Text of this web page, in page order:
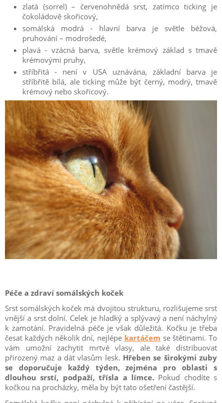
zlatá (sorrel) – červenohnědá srst, zatímco ticking je
čokoládově skořicový,
somálská modrá - hlavní barva je světle béžová,
pruhování – modrošedé,
plavá - vzácná barva, světle krémový základ s tmavě
krémovými pruhy,
stříbřitá - není v USA uznávána, základní barva je
stříbřitě bílá, ale ticking může být černý, modrý, tmavě
krémový nebo skořicový.
Péče a zdraví somálských koček
Srst somálských koček má dvojitou strukturu, rozlišujeme srst
vnější a srst dolní. Celek je hladký a splývavý a není náchylný
k zamotání. Pravidelná péče je však důležitá. Kočku je třeba
česat každých několik dní, nejlépe kartáčem se štětinami. To
vám umožní zachytit mrtvé vlasy, ale také distribuovat
přirozený maz a dát vlasům lesk. Hřeben se širokými zuby
se doporučuje každý týden, zejména pro oblasti s
dlouhou srstí, podpaží, třísla a límce. Pokud chodíte s
kočkou na procházky, měla by být tato ošetření častější.